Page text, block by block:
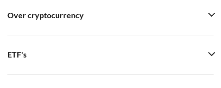
Over cryptocurrency
ETF's